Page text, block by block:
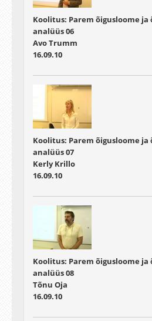
Koolitus: Parem õigusloome ja
analüüs 06
Avo Trumm
16.09.10
Koolitus: Parem õigusloome ja
analüüs 07
Kerly Krillo
16.09.10
Koolitus: Parem õigusloome ja
analüüs 08
Tõnu Oja
16.09.10